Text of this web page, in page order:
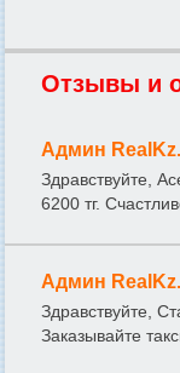
Отзывы и
Админ
Здравствуйте,
6200 тг.
Админ
Здравствуйте,
Заказывайте